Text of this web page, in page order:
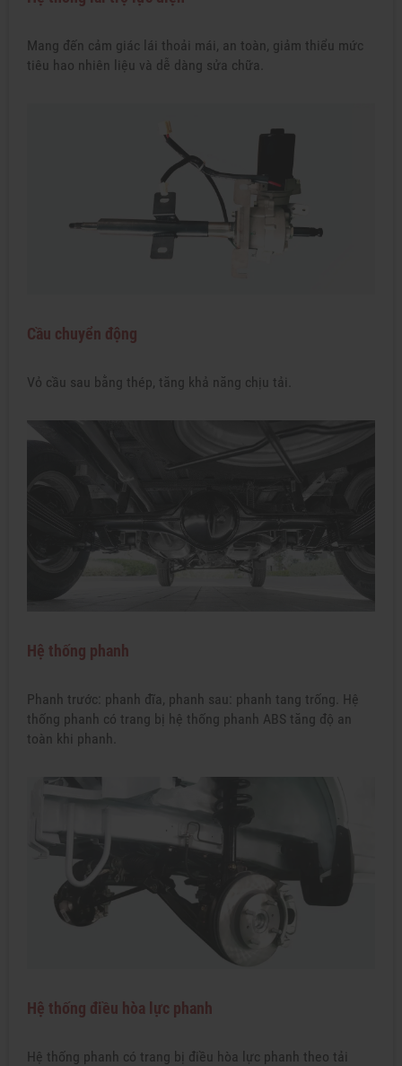
Mang đến cảm giác lái thoải mái, an toàn, giảm thiểu mức
tiêu hao nhiên liệu và dễ dàng sửa chữa.
Cầu chuyển động
Vỏ cầu sau bằng thép, tăng khả năng chịu tải.
Hệ thống phanh
Phanh trước: phanh đĩa, phanh sau: phanh tang trống. Hệ
thống phanh có trang bị hệ thống phanh ABS tăng độ an
toàn khi phanh.
Hệ thống điều hòa lực phanh
Hệ thống phanh có trang bị điều hòa lực phanh theo tải